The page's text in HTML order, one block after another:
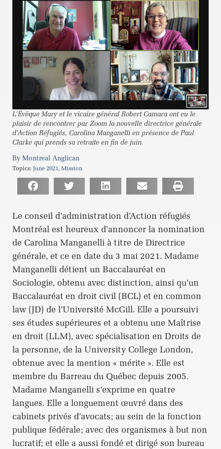
L’Évêque Mary et le vicaire général Robert Camara ont eu le
plaisir de rencontrer par Zoom la nouvelle directrice générale
d’Action Réfugiés, Carolina Manganelli en présence de Paul
Clarke qui prends sa retraite en fin de juin.
Montreal Anglican
Topics: June 2021, Mission
Le conseil d’administration d’Action réfugiés
Montréal est heureux d’annoncer la nomination
de Carolina Manganelli à titre de Directrice
générale, et ce en date du 3 mai 2021. Madame
Manganelli détient un Baccalauréat en
Sociologie, obtenu avec distinction, ainsi qu’un
Baccalauréat en droit civil (BCL) et en common
law (JD) de l’Université McGill. Elle a poursuivi
ses études supérieures et a obtenu une Maîtrise
en droit (LLM), avec spécialisation en Droits de
la personne, de la University College London,
obtenue avec la mention « mérite ». Elle est
membre du Barreau du Québec depuis 2005.
Madame Manganelli s’exprime en quatre
langues. Elle a longuement œuvré dans des
cabinets privés d’avocats; au sein de la fonction
publique fédérale; avec des organismes à but non
lucratif; et elle a aussi fondé et dirigé son bureau